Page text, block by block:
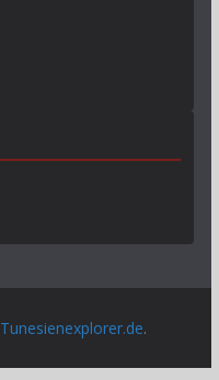
Tunesienexplorer.de.